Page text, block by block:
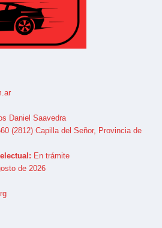
Daniel Saavedra
(2812) Capilla del Señor, Provincia de
En trámite
de 2026